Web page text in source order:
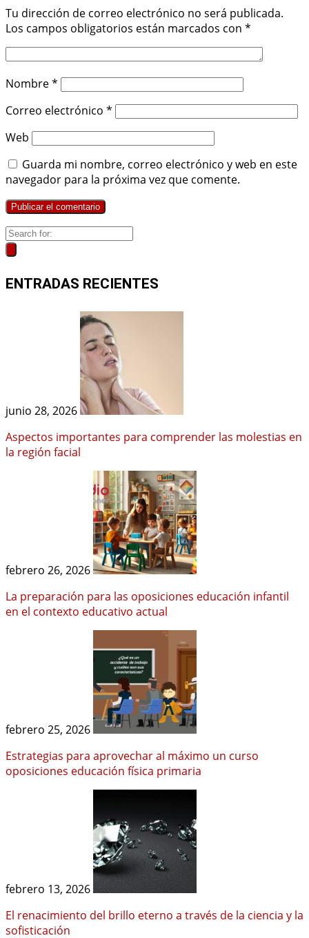
Tu dirección de correo electrónico no será publicada.
Los campos obligatorios están marcados con *
Nombre*
Correo electrónico *
Web
Guarda mi nombre, correo electrónico y web en este
navegador para la próxima vez que comente.
ENTRADAS RECIENTES
junio 28, 2026
Aspectos importantes para comprender las molestias en
la región facial
febrero 26, 2026
La preparación para las oposiciones educación infantil
en el contexto educativo actual
febrero 25, 2026
Estrategias para aprovechar al máximo un curso
oposiciones educación física primaria
febrero 13, 2026
El renacimiento del brillo eterno a través de la ciencia y la
sofisticación